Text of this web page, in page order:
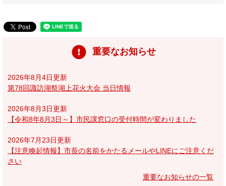
重要なお知らせ
2026年8月4日更新
第78回諏訪湖祭湖上花火大会 当日情報
2026年8月3日更新
【令和8年8月3日～】市民課窓口の受付時間が変わりました
2026年7月23日更新
【注意喚起情報】市長の名前をかたるメールやLINEにご注意くだ
さい
重要なお知らせの一覧